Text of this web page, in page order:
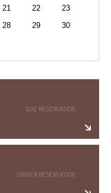
21 22
23
28 29
30